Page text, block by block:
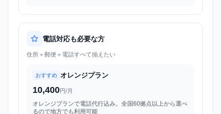
電話対応も必要な方
住所＋郵便＋電話すべて揃えたい
おすすめ オレンジプラン
10,400円/月
オレンジプランで電話代行込み。全国60拠点以上から選べ
るので地方でも利用可能